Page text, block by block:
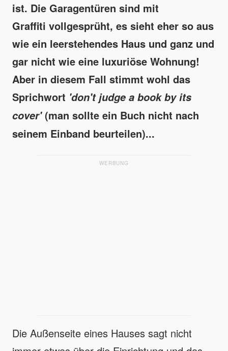
ist. Die Garagentüren sind mit
Graffiti vollgesprüht, es sieht eher so aus
wie ein leerstehendes Haus und ganz und
gar nicht wie eine luxuriöse Wohnung!
Aber in diesem Fall stimmt wohl das
Sprichwort 'don't judge a book by its
cover'(man sollte ein Buch nicht nach
seinem Einband beurteilen)...
WERBUNG
Die Außenseite eines Hauses sagt nicht